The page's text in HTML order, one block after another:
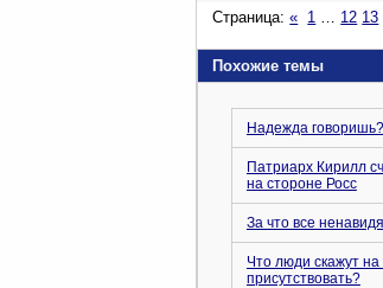
Страница:« 1 … 12 13
Похожие темы
Надежда
Патриарх Кирилл
на стороне Росс
За что все
Что люди скажут
присутствовать?